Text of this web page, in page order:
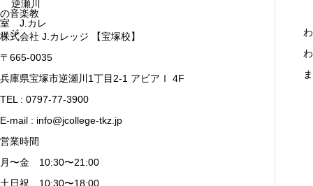
株式会社 J.カレッジ 【宝塚校】
〒665-0035
兵庫県宝塚市逆瀬川1丁目2-1 アピアⅠ 4F
TEL : 0797-77-3900
E-mail : info@jcollege-tkz.jp
営業時間
月〜金 10:30〜21:00
土日祝 10:30〜18:00